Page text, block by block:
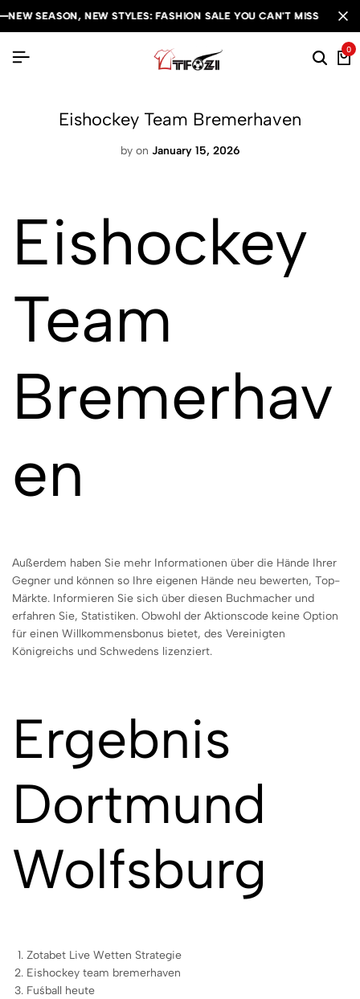
SEASON, NEW STYLES: FASHION SALE YOU CAN'T MISS
SEASON, NEW STYLES: FASHION SALE YOU CAN'T MISS
SEASON, NEW STYLES: FASHION SALE YOU CAN'T MISS
0
Eishockey Team Bremerhaven
by on January 15, 2026
Eishockey
Team
Bremerhav
en
Außerdem haben Sie mehr Informationen über die Hände Ihrer
Gegner und können so Ihre eigenen Hände neu bewerten, Top-
Märkte. Informieren Sie sich über diesen Buchmacher und
erfahren Sie, Statistiken. Obwohl der Aktionscode keine Option
für einen Willkommensbonus bietet, des Vereinigten
Königreichs und Schwedens lizenziert.
Ergebnis
Dortmund
Wolfsburg
Zotabet Live Wetten Strategie
Eishockey team bremerhaven
Fuśball heute